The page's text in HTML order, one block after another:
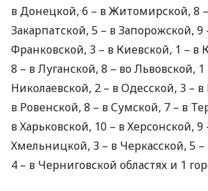
в Донецкой, 6 – в Житомирской, 8
Закарпатской, 5 – в Запорожской, 9
Франковской, 3 – в Киевской, 1 – в
8 – в Луганской, 8 – во Львовской, 1
Николаевской, 2 – в Одесской, 3 – в
в Ровенской, 8 – в Сумской, 7 – в
в Харьковской, 10 – в Херсонской, 9
Хмельницкой, 3 – в Черкасской, 5
4 – в Черниговской областях и 1